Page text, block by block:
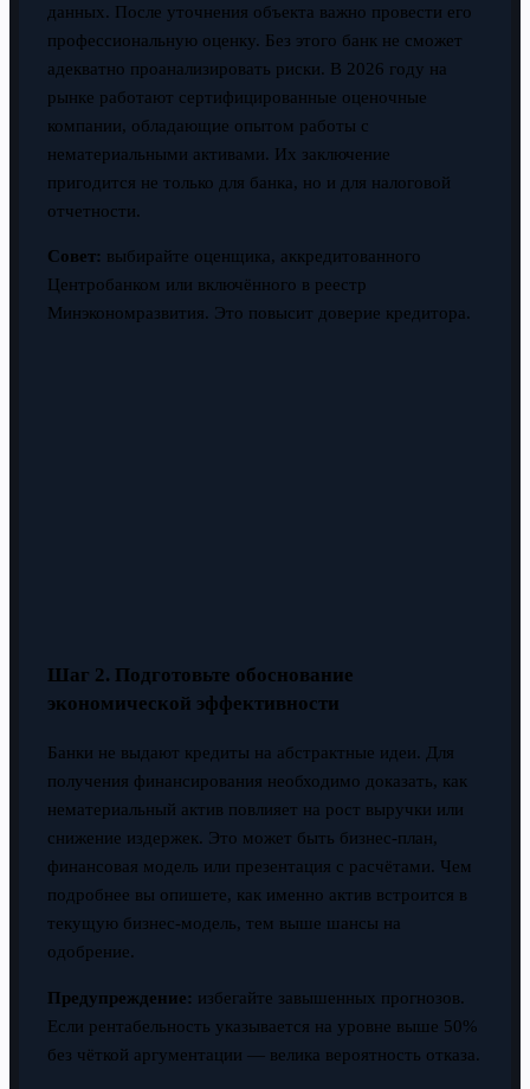
данных. После уточнения объекта важно провести его
профессиональную оценку. Без этого банк не сможет
адекватно проанализировать риски. В 2026 году на
рынке работают сертифицированные оценочные
компании, обладающие опытом работы с
нематериальными активами. Их заключение
пригодится не только для банка, но и для налоговой
отчетности.
Совет: выбирайте оценщика, аккредитованного
Центробанком или включённого в реестр
Минэкономразвития. Это повысит доверие кредитора.
Шаг 2. Подготовьте обоснование
экономической эффективности
Банки не выдают кредиты на абстрактные идеи. Для
получения финансирования необходимо доказать, как
нематериальный актив повлияет на рост выручки или
снижение издержек. Это может быть бизнес-план,
финансовая модель или презентация с расчётами. Чем
подробнее вы опишете, как именно актив встроится в
текущую бизнес-модель, тем выше шансы на
одобрение.
Предупреждение: избегайте завышенных прогнозов.
Если рентабельность указывается на уровне выше 50%
без чёткой аргументации — велика вероятность отказа.